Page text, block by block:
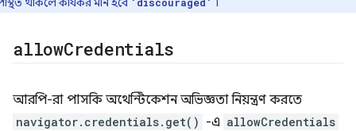
allowCredentials
আরপি-রা পাসকি অথেন্টিকেশন অভিজ্ঞতা নিয়ন্ত্রণ করতে
navigator.credentials.get() -এ allowCredentials